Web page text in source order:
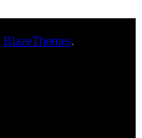
BlazeThemes.